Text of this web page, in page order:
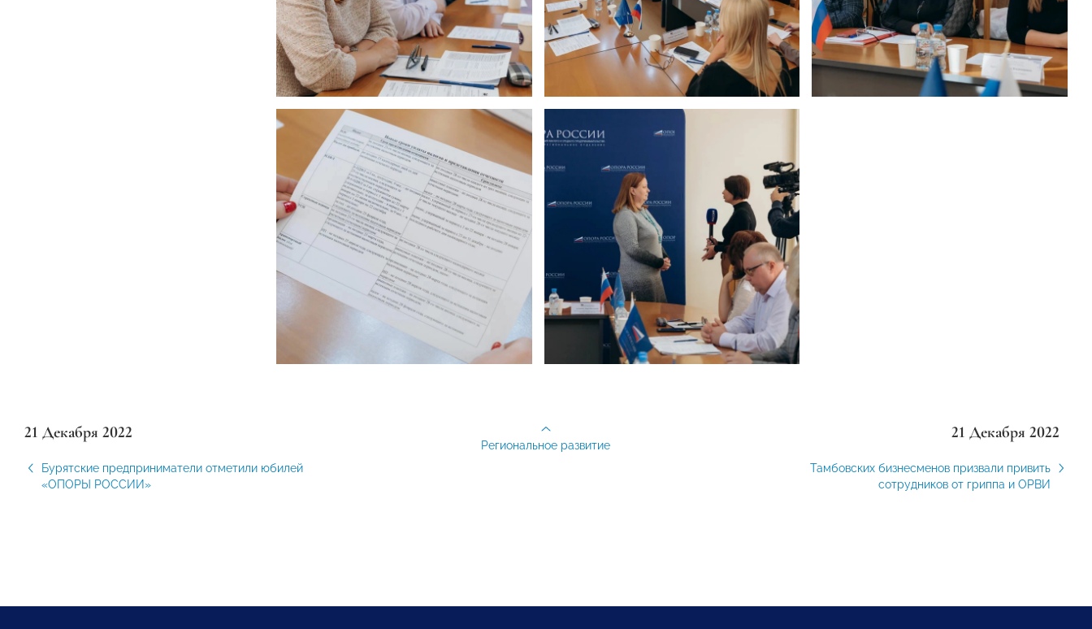
21 Декабря 2022
Бурятские предприниматели отметили юбилей
«ОПОРЫ РОССИИ»
21 Декабря 2022
Тамбовских бизнесменов призвали привить
сотрудников от гриппа и ОРВИ
Региональное развитие